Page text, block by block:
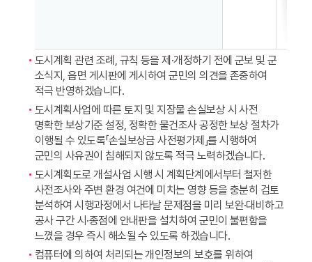
도시계획 관련 조례, 규칙 등을 제·개정하기 전에 군보 및 군
소식지, 읍면 게시판에 게시하여 군민의 의견을 존중하여
적극 반영하겠습니다.
도시계획사업에 따른 토지 및 지장물 손실보상 시 사전
명확한 보상기준 설정, 정확한 물건조사 공정한 보상 절차가
이행될 수 있도록「손실보상금 사전평가제」를 시행하여
군민의 사유권이 침해되지 않도록 적극 노력하겠습니다.
도시계획도로 개설사업 시행 시 계획단계에서부터 철저한
사전조사와 주변 환경 여건에 미치는 영향 등을 충분히 검토
분석하여 시행과정에서 나타날 문제점을 미리 보완·대비하고
공사 구간 시·종점에 안내판을 설치하여 군민이 불편함을
느꼈을 경우 즉시 해소될 수 있도록 하겠습니다.
컴퓨터에 의하여 처리되는 개인정보의 보호를 위하여